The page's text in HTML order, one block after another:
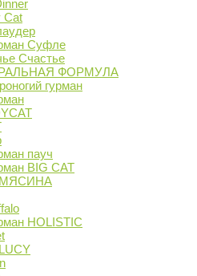
Cat
Суфле
Счастье
ФОРМУЛА
гурман
пауч
BIG CAT
HOLISTIC